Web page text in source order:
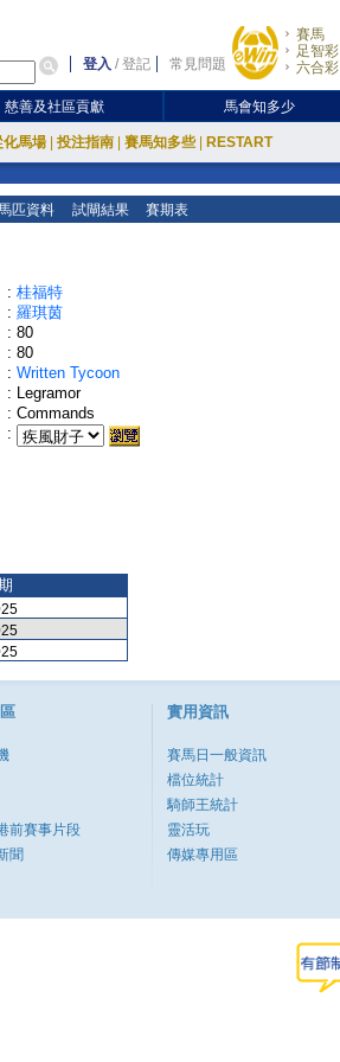
登入 /登記 常見問題
賽馬
足智彩
六合彩
慈善及社區貢獻 馬會知多少
化馬場 投注指南 賽馬知多些 RESTART
匹資料 試閘結果 賽期表
: 桂福特
: 羅琪茵
: 80
: 80
: Written Tycoon
: Legramor
: Commands
:
前賽事片段
聞
實用資訊
賽馬日一般資訊
檔位統計
騎師王統計
靈活玩
傳媒專用區